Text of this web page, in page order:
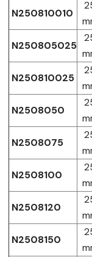
N250810010
N250805025
N250810025
N2508050
N2508075
N2508100
N2508120
N2508150